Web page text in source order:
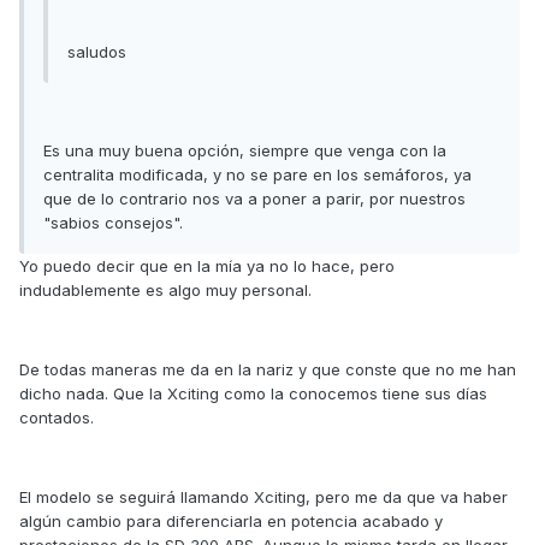
saludos
Es una muy buena opción, siempre que venga con la
centralita modificada, y no se pare en los semáforos, ya
que de lo contrario nos va a poner a parir, por nuestros
"sabios consejos".
Yo puedo decir que en la mía ya no lo hace, pero
indudablemente es algo muy personal.
De todas maneras me da en la nariz y que conste que no me han
dicho nada. Que la Xciting como la conocemos tiene sus días
contados.
El modelo se seguirá llamando Xciting, pero me da que va haber
algún cambio para diferenciarla en potencia acabado y